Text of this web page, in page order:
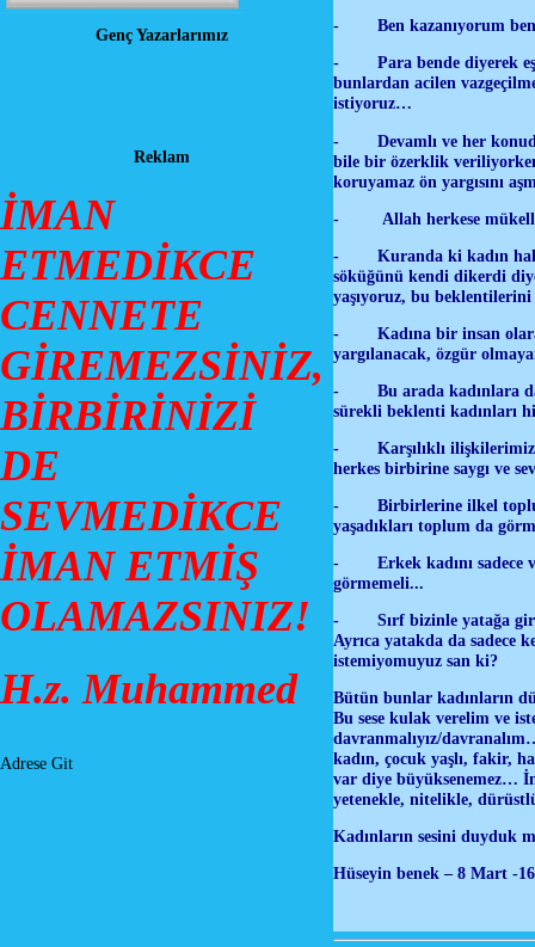
Genç Yazarlarımız
Reklam
İMAN
ETMEDİKCE
CENNETE
GİREMEZSİNİZ,
BİRBİRİNİZİ
DE
SEVMEDİKCE
İMAN ETMİŞ
OLAMAZSINIZ!
H.z. Muhammed
Adrese Git
- Ben kazanıyorum ben
- Para bende diyerek
bunlardan acilen
istiyoruz…
- Devamlı ve her konuda
bile bir özerklik
koruyamaz ön yargısını
- Allah herkese mükellef
- Kuranda ki kadın
söküğünü kendi dikerdi
yaşıyoruz, bu
- Kadına bir insan olarak
yargılanacak, özgür
- Bu arada kadınlara da
sürekli beklenti kadınları
- Karşılıklı ilişkilerimizi
herkes birbirine saygı ve
- Birbirlerine ilkel
yaşadıkları toplum da
- Erkek kadını sadece ve
görmemeli...
- Sırf bizinle yatağa
Ayrıca yatakda da
istemiyomuyuz san ki?
Bütün bunlar kadınların
Bu sese kulak verelim ve
davranmalıyız/
kadın, çocuk yaşlı, fakir,
var diye büyüksenemez…
yetenekle, nitelikle,
Kadınların sesini duyduk
Hüseyin benek – 8 Mart -